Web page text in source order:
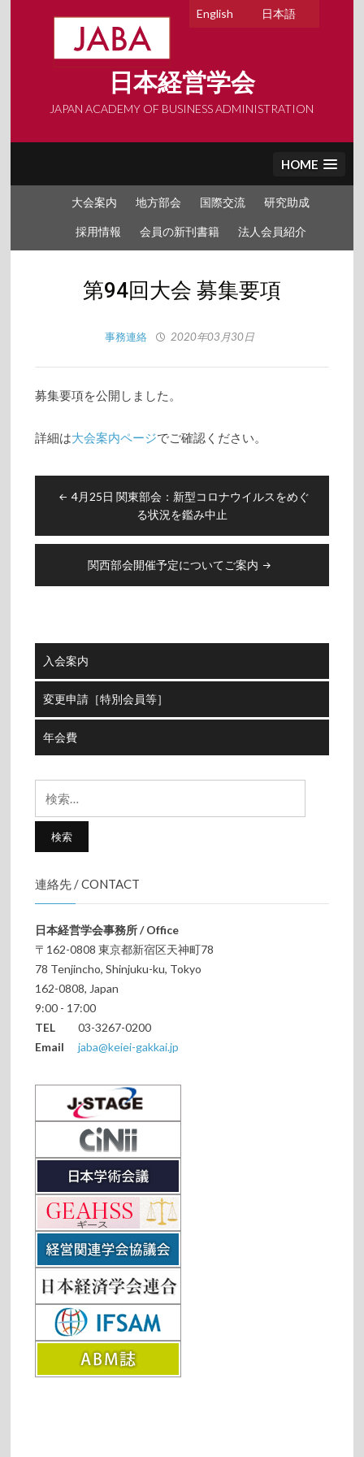
日本語
English
日本経営学会
JAPAN ACADEMY OF BUSINESS ADMINISTRATION
HOME
大会案内 地方部会 国際交流 研究助成
採用情報 会員の新刊書籍 法人会員紹介
第94回大会 募集要項
事務連絡 2020年03月30日
募集要項を公開しました。
詳細は大会案内ページでご確認ください。
ビ
ー
ン
4月25日 関東部会：新型コロナウイルスをめぐ
る状況を鑑み中止
関西部会開催予定についてご案内
入会案内
変更申請［特別会員等］
年会費
索:
連絡先 / CONTACT
日本経営学会事務所 / Office
〒162-0808 東京都新宿区天神町78
78 Tenjincho, Shinjuku-ku, Tokyo
162-0808, Japan
9:00 - 17:00
TEL03-3267-0200
Emailjaba@keiei-gakkai.jp